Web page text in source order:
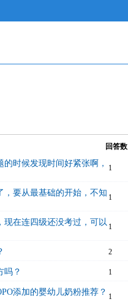
回答数
时候发现时间好紧张啊，
1
，要从最基础的开始，不知 1
现在连四级还没考过，可以 1
2
吗？ 1
添加的婴幼儿奶粉推荐？ 1